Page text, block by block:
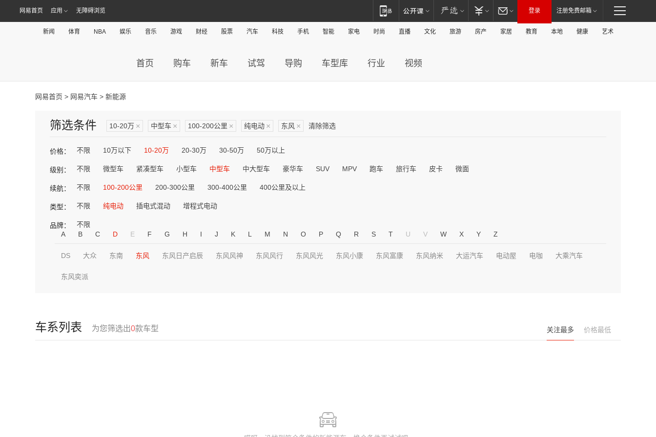
网易首页 应用 无障碍浏览 登录 注册免费邮箱
新闻 体育 NBA 娱乐 音乐 游戏 财经 股票 汽车 科技 手机 智能 家电 时尚 直播 文化 旅游 房产 家居 教育 本地 健康 艺术
首页 购车 新车 试驾 导购 车型库 行业 视频
网易首页 > 网易汽车 > 新能源
筛选条件 10-20万 × 中型车 × 100-200公里 × 纯电动 × 东风 × 清除筛选
价格： 不限 10万以下 10-20万 20-30万 30-50万 50万以上
级别： 不限 微型车 紧凑型车 小型车 中型车 中大型车 豪华车 SUV MPV 跑车 旅行车 皮卡 微面
续航： 不限 100-200公里 200-300公里 300-400公里 400公里及以上
类型： 不限 纯电动 插电式混动 增程式电动
品牌：
不限
A
B C D E F G H I J K L M N O P Q R S T U V W X Y Z
DS 大众 东南 东风 东风日产启辰 东风风神 东风风行 东风风光 东风小康 东风富康 东风纳米 大运汽车 电动屋 电咖 大乘汽车
东风奕派
车系列表 为您筛选出0款车型 关注最多 价格最低